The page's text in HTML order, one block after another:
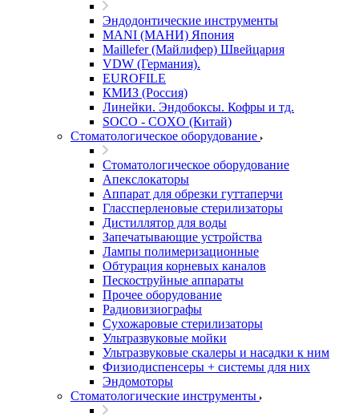
Эндодонтические инструменты
MANI (МАНИ) Япония
Maillefer (Майлифер) Швейцария
VDW (Германия).
EUROFILE
КМИЗ (Россия)
Линейки. Эндобоксы. Кофры и тд.
SOCO - COXO (Китай)
Стоматологическое оборудование
Стоматологическое оборудование
Апекслокаторы
Аппарат для обрезки гуттаперчи
Глассперленовые стерилизаторы
Дистиллятор для воды
Запечатывающие устройства
Лампы полимеризационные
Обтурация корневых каналов
Пескоструйные аппараты
Прочее оборудование
Радиовизиографы
Сухожаровые стерилизаторы
Ультразвуковые мойки
Ультразвуковые скалеры и насадки к ним
Физиодиспенсеры + системы для них
Эндомоторы
Стоматологические инструменты